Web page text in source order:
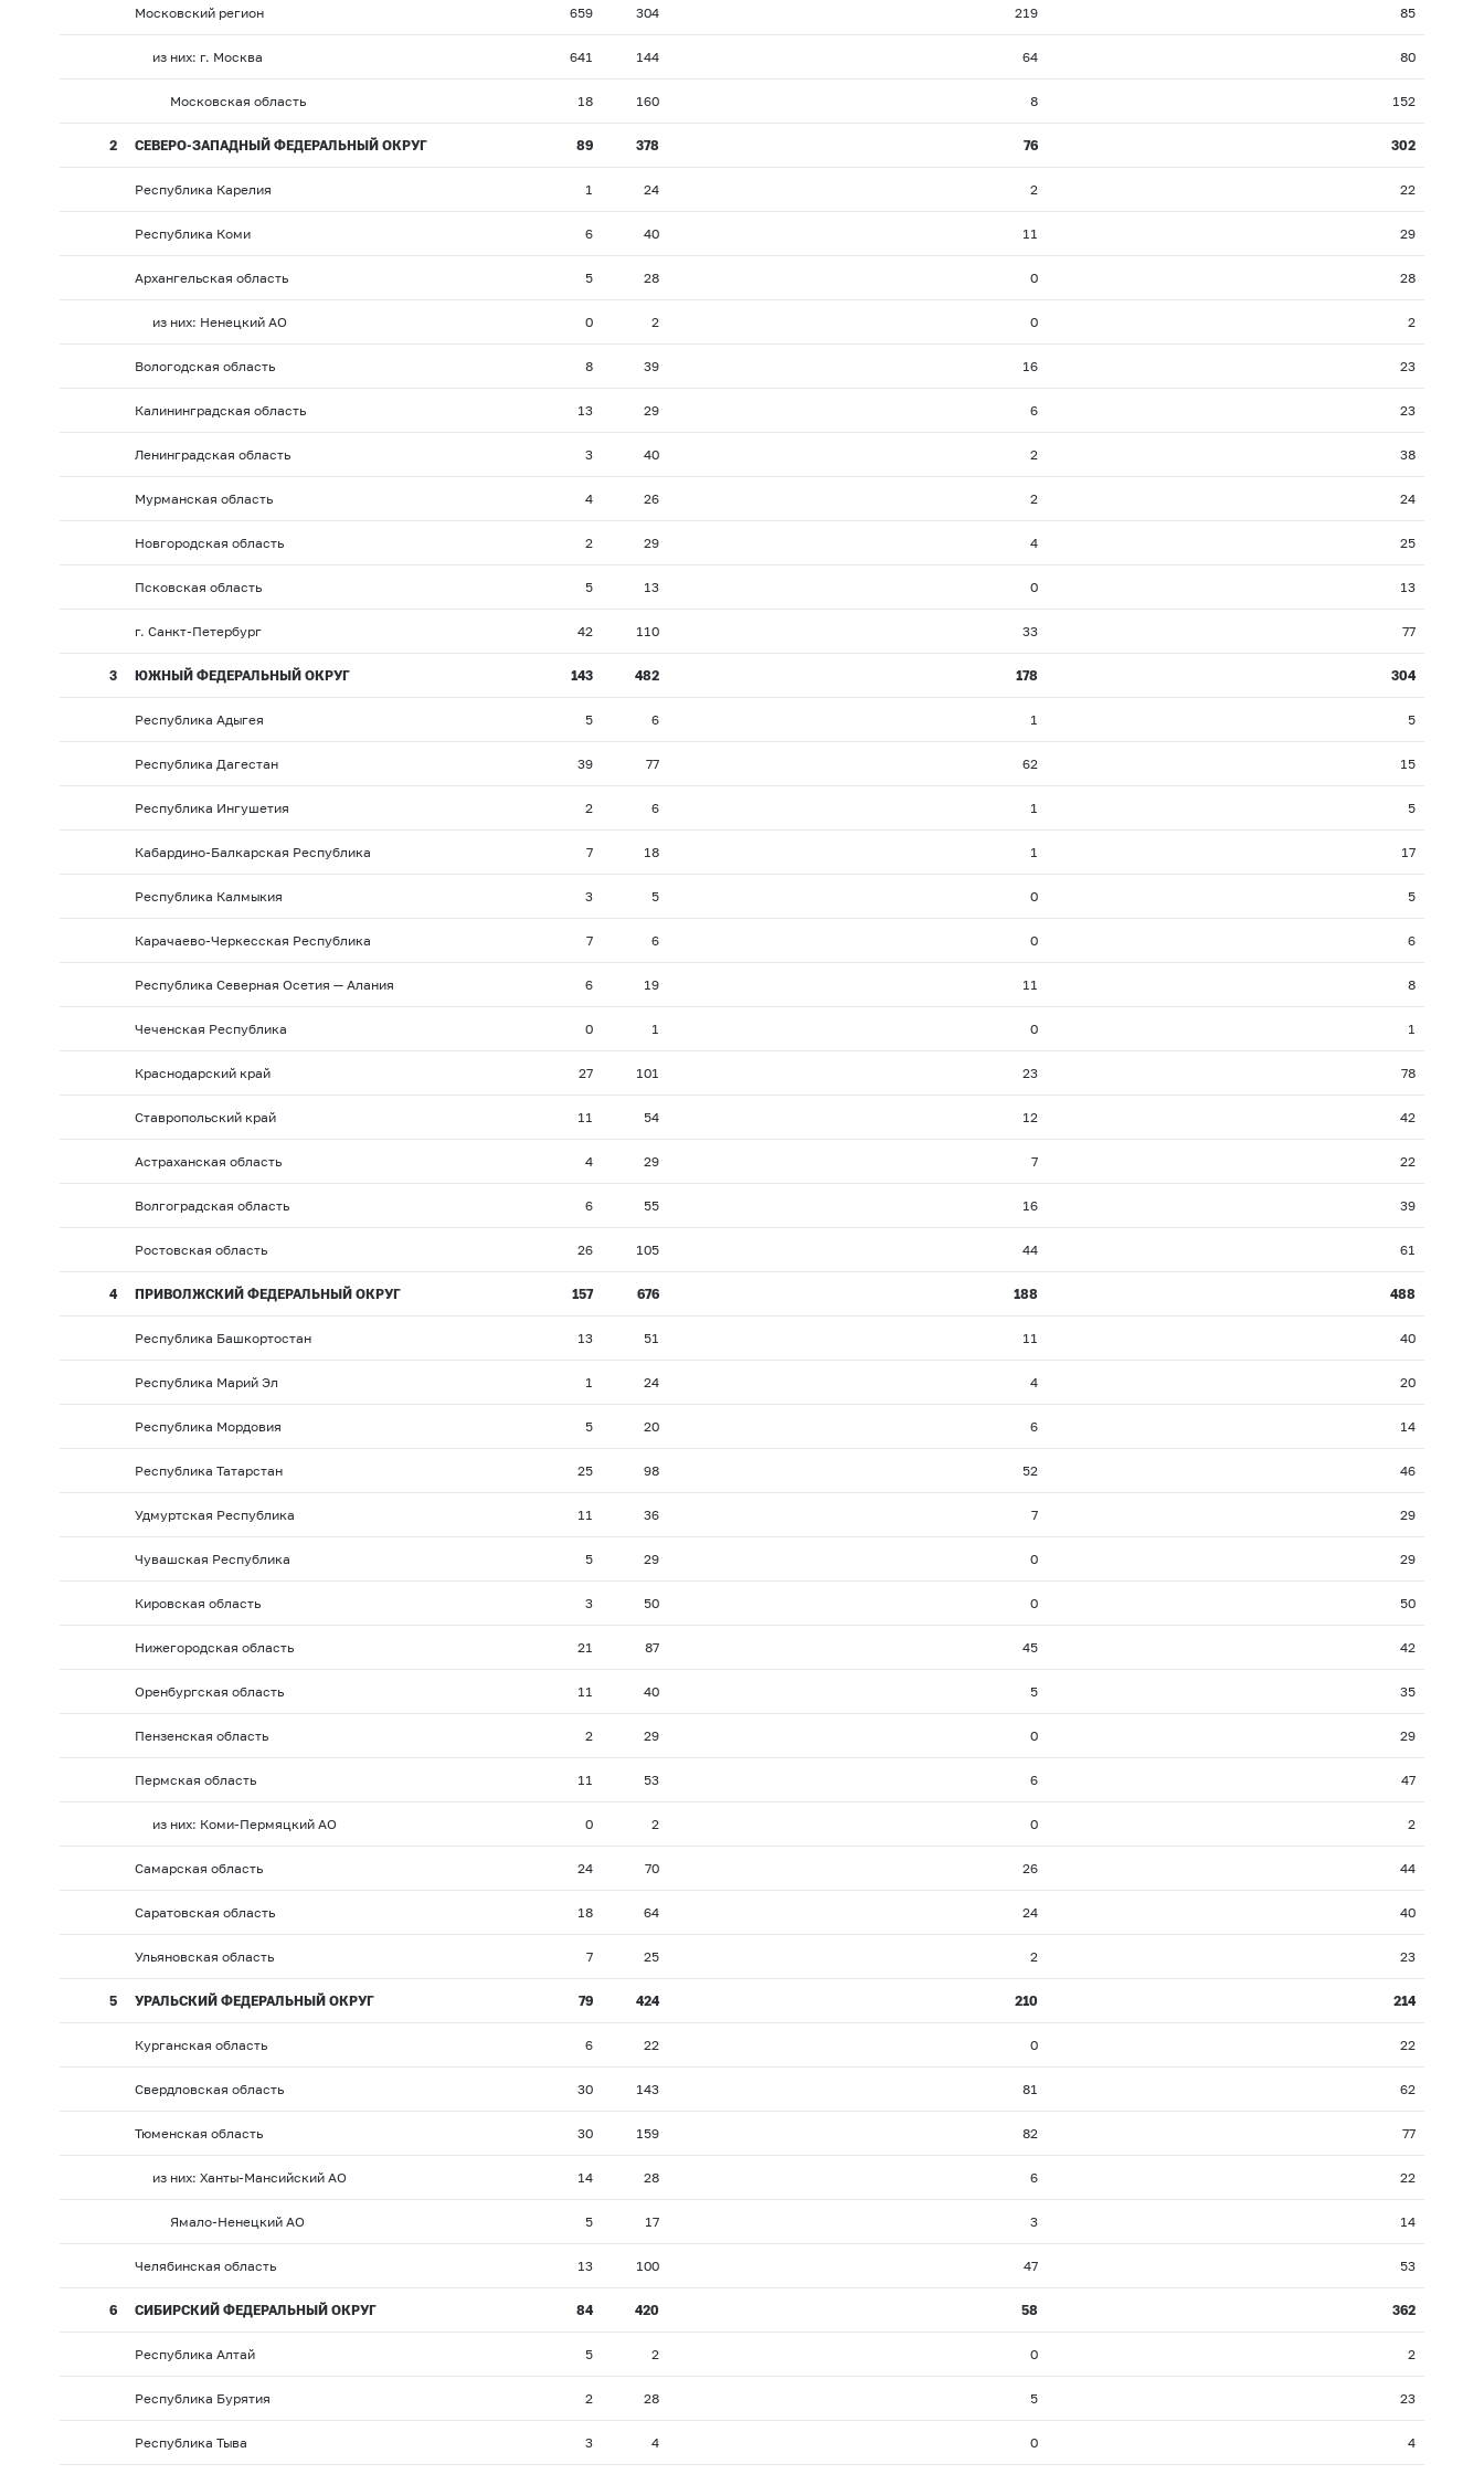
Московский регион 659 304 219 85
из них: г. Москва 641 144 64 80
Московская область 18 160 8 152
2 СЕВЕРО-ЗАПАДНЫЙ ФЕДЕРАЛЬНЫЙ ОКРУГ 89 378 76 302
Республика Карелия 1 24 2 22
Республика Коми 6 40 11 29
Архангельская область 5 28 0 28
из них: Ненецкий АО 0 2 0 2
Вологодская область 8 39 16 23
Калининградская область 13 29 6 23
Ленинградская область 3 40 2 38
Мурманская область 4 26 2 24
Новгородская область 2 29 4 25
Псковская область 5 13 0 13
г. Санкт-Петербург 42 110 33 77
3 ЮЖНЫЙ ФЕДЕРАЛЬНЫЙ ОКРУГ 143 482 178 304
Республика Адыгея 5 6 1 5
Республика Дагестан 39 77 62 15
Республика Ингушетия 2 6 1 5
Кабардино-Балкарская Республика 7 18 1 17
Республика Калмыкия 3 5 0 5
Карачаево-Черкесская Республика 7 6 0 6
Республика Северная Осетия — Алания 6 19 11 8
Чеченская Республика 0 1 0 1
Краснодарский край 27 101 23 78
Ставропольский край 11 54 12 42
Астраханская область 4 29 7 22
Волгоградская область 6 55 16 39
Ростовская область 26 105 44 61
4 ПРИВОЛЖСКИЙ ФЕДЕРАЛЬНЫЙ ОКРУГ 157 676 188 488
Республика Башкортостан 13 51 11 40
Республика Марий Эл 1 24 4 20
Республика Мордовия 5 20 6 14
Республика Татарстан 25 98 52 46
Удмуртская Республика 11 36 7 29
Чувашская Республика 5 29 0 29
Кировская область 3 50 0 50
Нижегородская область 21 87 45 42
Оренбургская область 11 40 5 35
Пензенская область 2 29 0 29
Пермская область 11 53 6 47
из них: Коми-Пермяцкий АО 0 2 0 2
Самарская область 24 70 26 44
Саратовская область 18 64 24 40
Ульяновская область 7 25 2 23
5 УРАЛЬСКИЙ ФЕДЕРАЛЬНЫЙ ОКРУГ 79 424 210 214
Курганская область 6 22 0 22
Свердловская область 30 143 81 62
Тюменская область 30 159 82 77
из них: Ханты-Мансийский АО 14 28 6 22
Ямало-Ненецкий АО 5 17 3 14
Челябинская область 13 100 47 53
6 СИБИРСКИЙ ФЕДЕРАЛЬНЫЙ ОКРУГ 84 420 58 362
Республика Алтай 5 2 0 2
Республика Бурятия 2 28 5 23
Республика Тыва 3 4 0 4